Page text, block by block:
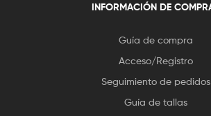
INFORMACIÓN DE
Guía de compra
Acceso/Registro
Seguimiento de pedidos
Guía de tallas